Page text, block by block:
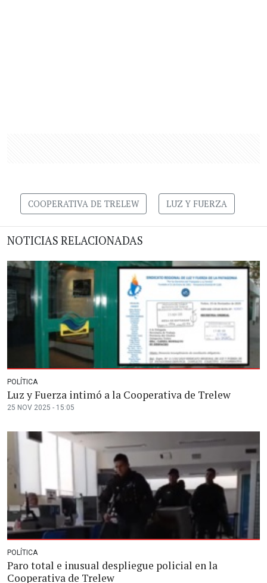
COOPERATIVA DE TRELEW LUZ Y FUERZA
NOTICIAS RELACIONADAS
POLÍTICA
Luz y Fuerza intimó a la Cooperativa de Trelew
25 NOV 2025 - 15:05
POLÍTICA
Paro total e inusual despliegue policial en la
Cooperativa de Trelew